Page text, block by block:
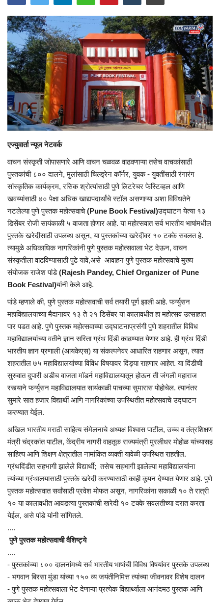
एज्युवार्ता न्यूज नेटवर्क
वाचन संस्कृती जोपासणारे आणि वाचन चळवळ वाढवणाऱ्या तसेच वाचकांसाठी
पुस्तकांची ८०० दालने, मुलांसाठी चिल्ड्रेन कॉर्नर, युवक - युवतींसाठी रंगारंग
सांस्कृतिक कार्यक्रम, रसिक श्रोत्यांसाठी पुणे लिटरेचर फेस्टिव्हल आणि
खवय्यांसाठी ४० पेक्षा अधिक खाद्यपदार्थांचे स्टॉल असणाऱ्या अशा विविधतेने
नटलेल्या पुणे पुस्तक महोत्सवाचे(Pune Book Festival)उद्घाटन येत्या १३
डिसेंबर रोजी सायंकाळी ५ वाजता होणार आहे. या महोत्सवात सर्व भारतीय भाषांमधील
पुस्तके खरेदीसाठी उपलब्ध असून, या पुस्तकांच्या खरेदीवर १० टक्के सवलत हे.
त्यामुळे अधिकाधिक नागरिकांनी पुणे पुस्तक महोत्सवाला भेट देऊन, वाचन
संस्कृतीला वाढविण्यासाठी पुढे यावे,असे आवाहन पुणे पुस्तक महोत्सवाचे मुख्य
संयोजक राजेश पांडे(Rajesh Pandey, Chief Organizer of Pune
Book Festival)यांनी केले आहे.
पांडे म्हणाले की, पुणे पुस्तक महोत्सवाची सर्व तयारी पूर्ण झाली आहे. फर्ग्युसन
महाविद्यालयाच्या मैदानावर १३ ते २१ डिसेंबर या कालावधीत हा महोत्सव उत्साहात
पार पडत आहे. पुणे पुस्तक महोत्सवाच्या उद्घाटनाप्रसंगी पुणे शहरातील विविध
महाविद्यालयांच्या वतीने ज्ञान सरिता ग्रंथ दिंडी काढण्यात येणार आहे. ही ग्रंथ दिंडी
भारतीय ज्ञान प्रणाली (आयकेएस) या संकल्पनेवर आधारित राहणार असून, त्यात
शहरातील ७५ महाविद्यालयांच्या विविध विषयावर दिंड्या राहणार आहेत. या दिंडीची
सुरुवात दुपारी अडीच वाजता मॉडर्न महाविद्यालयातून होऊन ती जंगली महाराज
रस्त्याने फर्ग्युसन महाविद्यालयात सायंकाळी पाचच्या सुमारास पोहोचेल. त्यानंतर
सुमारे सात हजार विद्यार्थी आणि नागरिकांच्या उपस्थितीत महोत्सवाचे उद्घाटन
करण्यात येईल.
अखिल भारतीय मराठी साहित्य संमेलनाचे अध्यक्ष विश्वास पाटील, उच्च व तंत्रशिक्षण
मंत्री चंद्रकांत पाटील, केंद्रीय नागरी वाहतूक राज्यमंत्री मुरलीधर मोहोळ यांच्यासह
साहित्य आणि शिक्षण क्षेत्रातील नामांकित व्यक्ती यावेळी उपस्थित राहतील.
ग्रंथदिंडीत सहभागी झालेले विद्यार्थी; तसेच सहभागी झालेल्या महाविद्यालयांना
त्यांच्या ग्रंथालयासाठी पुस्तके खरेदी करण्यासाठी काही कूपन देण्यात येणार आहे. पुणे
पुस्तक महोत्सवात सर्वांसाठी प्रवेश मोफत असून, नागरिकांना सकाळी १० ते रात्री
१० या कालावधीत आवडत्या पुस्तकांची खरेदी १० टक्के सवलतीच्या दरात करता
येईल, असे पांडे यांनी सांगितले.
....
पुणे पुस्तक महोत्सवाची वैशिष्ट्ये
....
- पुस्तकांच्या ८०० दालनांमध्ये सर्व भारतीय भाषांची विविध विषयांवर पुस्तके उपलब्ध
- भगवान बिरसा मुंडा यांच्या १५० व्य जयंतीनिमित्त त्यांच्या जीवनावर विशेष दालन
- पुणे पुस्तक महोत्सवाला भेट देणाऱ्या प्रत्येक विद्यार्थ्याला आनंदमठ पुस्तक आणि